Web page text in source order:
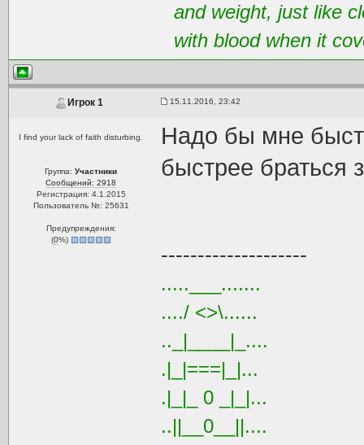
and weight, just like
with blood when it
Игрок 1 15.11.2016, 23:42
I find your lack of faith disturbing.
Группа:Участники
Сообщений: 2918
Регистрация: 4.1.2015
Пользователь №: 25631
Предупреждения:
(0%)
Надо бы мне
быстрее браться
--------------------
.....___.......
..../ <>\......
.._|____|_....
.|_|===|_|...
.|_|_ 0 _|_|...
..||__0__||....